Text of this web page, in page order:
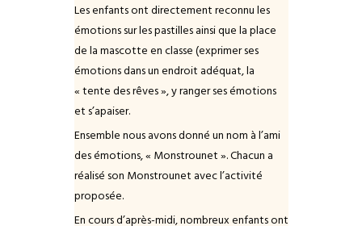
Les enfants ont directement reconnu les
émotions sur les pastilles ainsi que la place
de la mascotte en classe (exprimer ses
émotions dans un endroit adéquat, la
« tente des rêves », y ranger ses émotions
et s’apaiser.
Ensemble nous avons donné un nom à l’ami
des émotions, « Monstrounet ». Chacun a
réalisé son Monstrounet avec l’activité
proposée.
En cours d’après-midi, nombreux enfants ont